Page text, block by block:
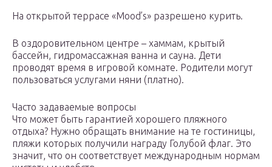
На открытой террасе «Mood’s» разрешено курить.
В оздоровительном центре – хаммам, крытый
бассейн, гидромассажная ванна и сауна. Дети
проводят время в игровой комнате. Родители могут
пользоваться услугами няни (платно).
Часто задаваемые вопросы
Что может быть гарантией хорошего пляжного
отдыха? Нужно обращать внимание на те гостиницы,
пляжи которых получили награду Голубой флаг. Это
значит, что он соответствует международным нормам